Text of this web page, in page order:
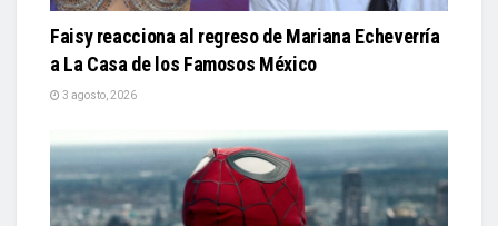
Faisy reacciona al regreso de Mariana Echeverría
a La Casa de los Famosos México
3 agosto, 2026